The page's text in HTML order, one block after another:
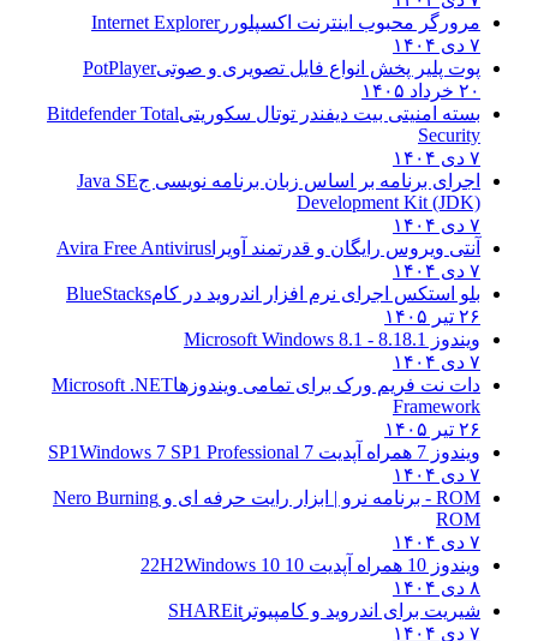
مرورگر محبوب اینترنت اکسپلوررInternet Explorer
۷ دی ۱۴۰۴
پوت پلیر پخش انواع فایل تصویری و صوتیPotPlayer
۲۰ خرداد ۱۴۰۵
بسته امنیتی بیت دیفندر توتال سکوریتیBitdefender Total
Security
۷ دی ۱۴۰۴
اجرای برنامه بر اساس زبان برنامه نویسی جJava SE
Development Kit (JDK)
۷ دی ۱۴۰۴
آنتی ویروس رایگان و قدرتمند آویرا Avira Free Antivirus
۷ دی ۱۴۰۴
بلو استکس اجرای نرم افزار اندروید در کامBlueStacks
۲۶ تیر ۱۴۰۵
ویندوز 8.1
8.1 - Microsoft Windows 8.1
۷ دی ۱۴۰۴
دات نت فریم ورک برای تمامی ویندوزهاMicrosoft .NET
Framework
۲۶ تیر ۱۴۰۵
ویندوز 7 همراه آپدیت 7 SP1
Windows 7 SP1 Professional
۷ دی ۱۴۰۴
ROM - برنامه نرو | ابزار رایت حرفه ای و
Nero Burning
ROM
۷ دی ۱۴۰۴
ویندوز 10 همراه آپدیت 10 22H2
Windows 10
۸ دی ۱۴۰۴
شیریت برای اندروید و کامپیوتر SHAREit
۷ دی ۱۴۰۴